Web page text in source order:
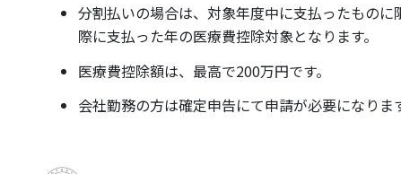
分割払いの場合は、対象年度中に支払ったもの
際に支払った年の医療費控除対象となります。
医療費控除額は、最高で200万円です。
会社勤務の方は確定申告にて申請が必要になりま